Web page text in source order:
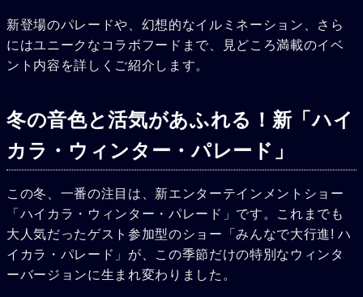
新登場のパレードや、幻想的なイルミネーション、さら
にはユニークなコラボフードまで、見どころ満載のイベ
ント内容を詳しくご紹介します。
冬の音色と活気があふれる！新「ハイ
カラ・ウィンター・パレード」
この冬、一番の注目は、新エンターテインメントショー
「ハイカラ・ウィンター・パレード」です。これまでも
大人気だったゲスト参加型のショー「みんなで大行進! ハ
イカラ・パレード」が、この季節だけの特別なウィンタ
ーバージョンに生まれ変わりました。